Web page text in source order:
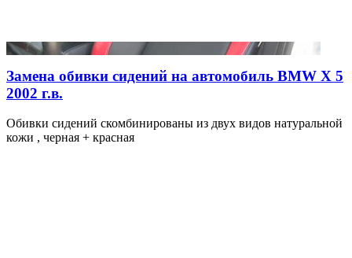
Замена обивки сидений на автомобиль BMW X 5
2002 г.в.
Обивки сидений скомбинированы из двух видов натуральной
кожи , черная + красная